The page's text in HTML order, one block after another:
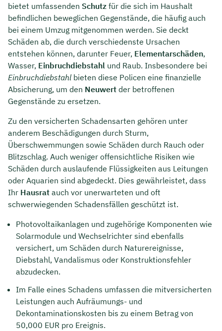
bietet umfassenden Schutz für die sich im Haushalt
befindlichen beweglichen Gegenstände, die häufig auch
bei einem Umzug mitgenommen werden. Sie deckt
Schäden ab, die durch verschiedenste Ursachen
entstehen können, darunter Feuer, Elementarschäden,
Wasser, Einbruchdiebstahl und Raub. Insbesondere bei
Einbruchdiebstahl bieten diese Policen eine finanzielle
Absicherung, um den Neuwert der betroffenen
Gegenstände zu ersetzen.
Zu den versicherten Schadensarten gehören unter
anderem Beschädigungen durch Sturm,
Überschwemmungen sowie Schäden durch Rauch oder
Blitzschlag. Auch weniger offensichtliche Risiken wie
Schäden durch auslaufende Flüssigkeiten aus Leitungen
oder Aquarien sind abgedeckt. Dies gewährleistet, dass
Ihr Hausrat auch vor unerwarteten und oft
schwerwiegenden Schadensfällen geschützt ist.
Photovoltaikanlagen und zugehörige Komponenten wie
Solarmodule und Wechselrichter sind ebenfalls
versichert, um Schäden durch Naturereignisse,
Diebstahl, Vandalismus oder Konstruktionsfehler
abzudecken.
Im Falle eines Schadens umfassen die mitversicherten
Leistungen auch Aufräumungs- und
Dekontaminationskosten bis zu einem Betrag von
50,000 EUR pro Ereignis.